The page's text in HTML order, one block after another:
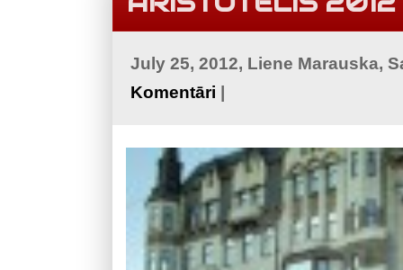
July 25, 2012, Liene Marauska,
Komentāri |